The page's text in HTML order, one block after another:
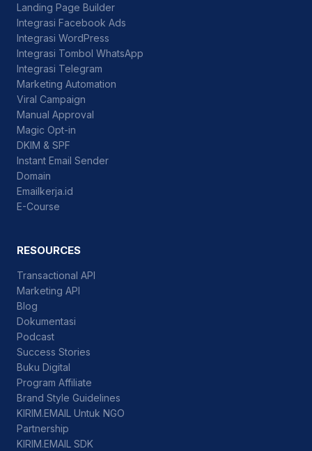
Landing Page Builder
Integrasi Facebook Ads
Integrasi WordPress
Integrasi Tombol WhatsApp
Integrasi Telegram
Marketing Automation
Viral Campaign
Manual Approval
Magic Opt-in
DKIM & SPF
Instant Email Sender
Domain
Emailkerja.id
E-Course
RESOURCES
Transactional API
Marketing API
Blog
Dokumentasi
Podcast
Success Stories
Buku Digital
Program Affiliate
Brand Style Guidelines
KIRIM.EMAIL Untuk NGO
Partnership
KIRIM.EMAIL SDK